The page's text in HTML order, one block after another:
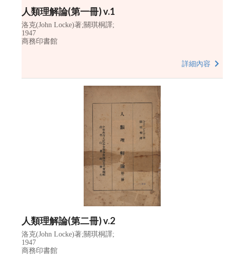
人類理解論(第一冊) v.1
洛克(John Locke)著;關琪桐譯;
1947
商務印書館
詳細內容
人類理解論(第二冊) v.2
洛克(John Locke)著;關琪桐譯;
1947
商務印書館